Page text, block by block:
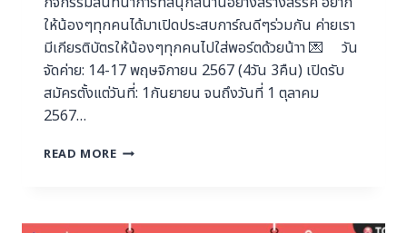
ให้น้องๆทุกคนได้มาเปิดประสบการ์ณดีๆร่วมกัน ค่ายเรา
มีเกียรติบัตรให้น้องๆทุกคนไปใส่พอร์ตด้วยน้าา 💌 วัน
จัดค่าย: 14-17 พฤษจิกายน 2567 (4วัน 3คืน) เปิดรับ
สมัครตั้งแต่วันที่: 1กันยายน จนถึงวันที่ 1 ตุลาคม
2567…
READ MORE